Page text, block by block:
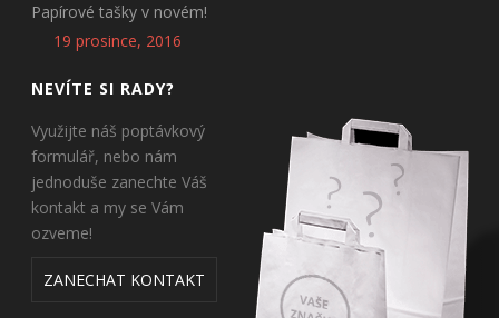
Papírové tašky v novém!
19 prosince, 2016
NEVÍTE SI RADY?
Využijte náš poptávkový
formulář, nebo nám
jednoduše zanechte Váš
kontakt a my se Vám
ozveme!
ZANECHAT KONTAKT